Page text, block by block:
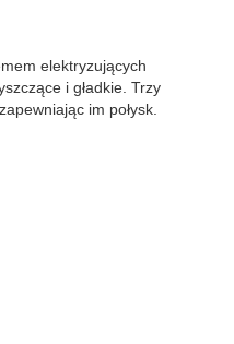
elektryzujących
i gładkie. Trzy
im połysk.